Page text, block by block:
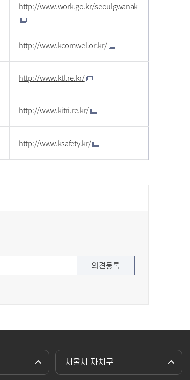
http://www.work.go.kr/seoulgwanak
http://www.kcomwel.or.kr/
http://www.ktl.re.kr/
http://www.kitri.re.kr/
http://www.ksafety.kr/
서울시 자치구